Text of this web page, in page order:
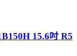
15.6吋 R5